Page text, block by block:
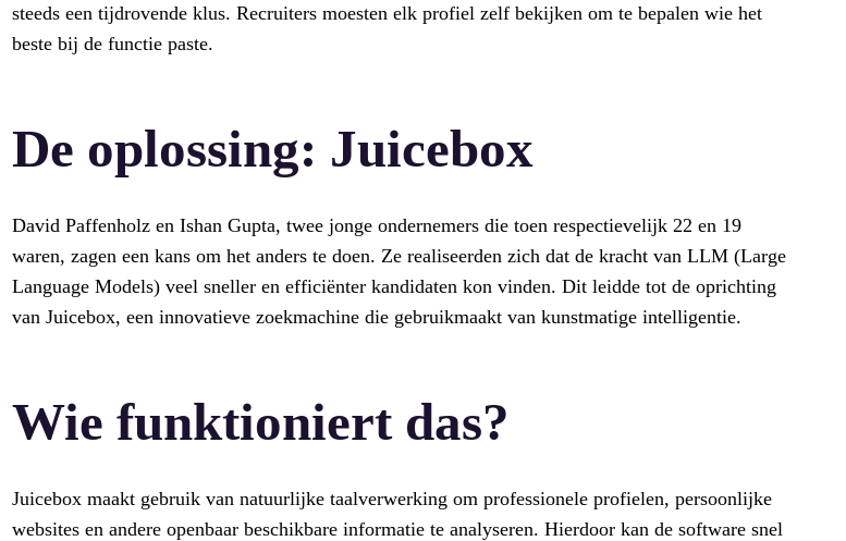
steeds een tijdrovende klus. Recruiters moesten elk profiel zelf bekijken om te bepalen wie het
beste bij de functie paste.
De oplossing: Juicebox
David Paffenholz en Ishan Gupta, twee jonge ondernemers die toen respectievelijk 22 en 19
waren, zagen een kans om het anders te doen. Ze realiseerden zich dat de kracht van LLM (Large
Language Models) veel sneller en efficiënter kandidaten kon vinden. Dit leidde tot de oprichting
van Juicebox, een innovatieve zoekmachine die gebruikmaakt van kunstmatige intelligentie.
Wie funktioniert das?
Juicebox maakt gebruik van natuurlijke taalverwerking om professionele profielen, persoonlijke
websites en andere openbaar beschikbare informatie te analyseren. Hierdoor kan de software snel